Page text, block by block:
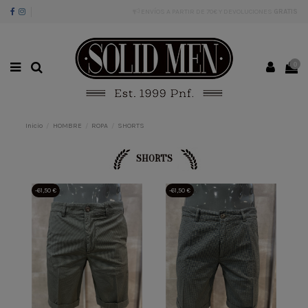
Inicio HOMBRE ROPA SHORTS
SHORTS
-61,50 € -61,50 €